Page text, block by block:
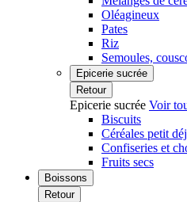
Oléagineux
Pates
Riz
Semoules,
Epicerie sucrée
Retour
Epicerie sucrée Voir
Biscuits
Céréales petit
Confiseries et
Fruits secs
Boissons
Retour